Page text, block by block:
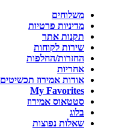
משלוחים
מדיניות פרטיות
תקנות אתר
שירות לקוחות
החזרות/החלפות
אחריות
אודות אמירוז תכשיטים
My Favorites
סטטאוס אמירוז
בלוג
שאלות נפוצות